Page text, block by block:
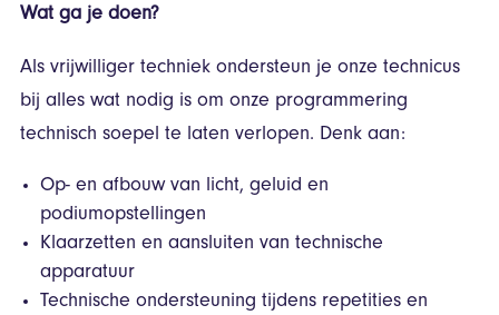
Wat ga je doen?
Als vrijwilliger techniek ondersteun je onze technicus
bij alles wat nodig is om onze programmering
technisch soepel te laten verlopen. Denk aan:
Op- en afbouw van licht, geluid en
podiumopstellingen
Klaarzetten en aansluiten van technische
apparatuur
Technische ondersteuning tijdens repetities en